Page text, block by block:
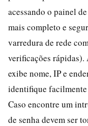
acessando o painel
mais completo e
varredura de rede
verificações
exibe nome, IP e
identifique facilmente
Caso encontre um
de senha devem ser